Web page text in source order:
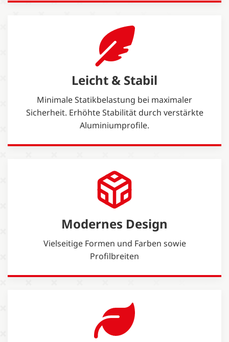
Leicht & Stabil
Minimale Statikbelastung bei maximaler
Sicherheit. Erhöhte Stabilität durch verstärkte
Aluminiumprofile.
Modernes Design
Vielseitige Formen und Farben sowie
Profilbreiten